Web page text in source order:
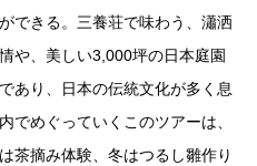
できる。三養荘で味わう、瀟洒
や、美しい3,000坪の日本庭園
あり、日本の伝統文化が多く息
でめぐっていくこのツアーは、
茶摘み体験、冬はつるし雛作り